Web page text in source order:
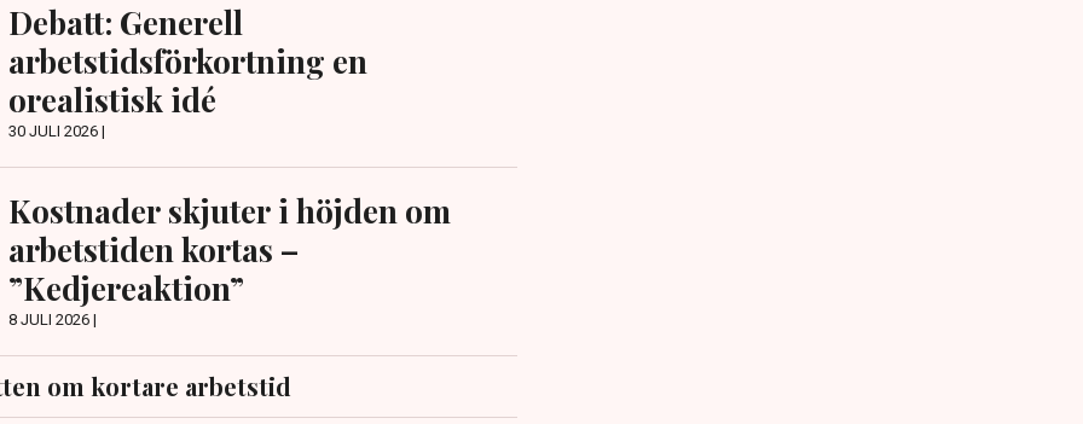
Debatt: Generell
arbetstidsförkortning en
orealistisk idé
30 JULI 2026 |
Kostnader skjuter i höjden om
arbetstiden kortas –
”Kedjereaktion”
8 JULI 2026 |
om kortare arbetstid